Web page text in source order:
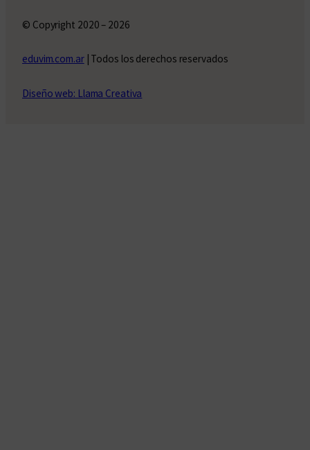
© Copyright 2020 – 2026
eduvim.com.ar| Todos los derechos reservados
Diseño web: Llama Creativa